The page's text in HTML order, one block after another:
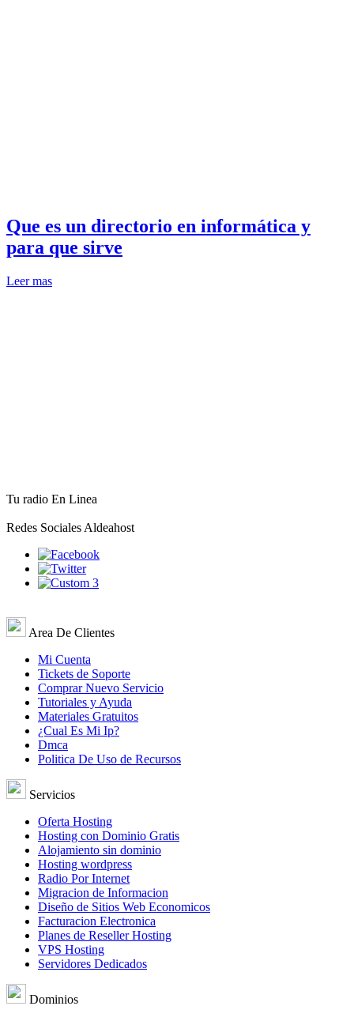
Que es un directorio en informática y
para que sirve
Leer mas
Tu radio En Linea
Redes Sociales Aldeahost
Area De Clientes
Mi Cuenta
Tickets de Soporte
Comprar Nuevo Servicio
Tutoriales y Ayuda
Materiales Gratuitos
¿Cual Es Mi Ip?
Dmca
Politica De Uso de Recursos
Servicios
Oferta Hosting
Hosting con Dominio Gratis
Alojamiento sin dominio
Hosting wordpress
Radio Por Internet
Migracion de Informacion
Diseño de Sitios Web Economicos
Facturacion Electronica
Planes de Reseller Hosting
VPS Hosting
Servidores Dedicados
Dominios